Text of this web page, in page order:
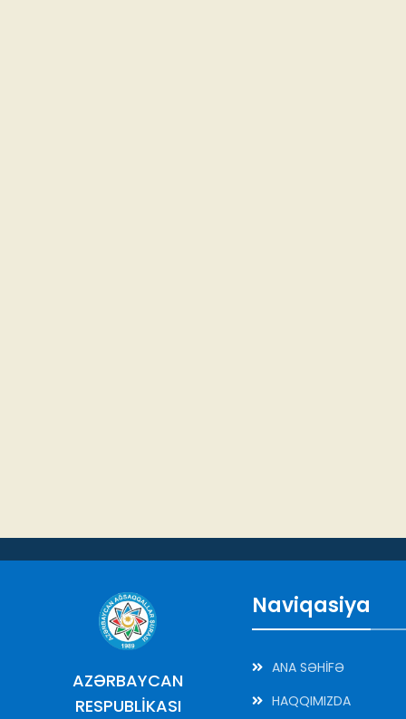
AZƏRBAYCAN
RESPUBLİKASI
Naviqasiya
ANA SƏHİFƏ
HAQQIMIZDA